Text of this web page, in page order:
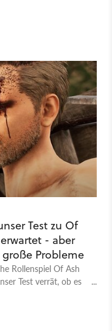
Test zu Of
- aber
Probleme
Rollenspiel Of Ash
Test verrät, ob es